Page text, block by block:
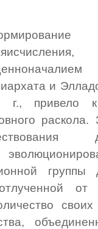
и
г., привело к